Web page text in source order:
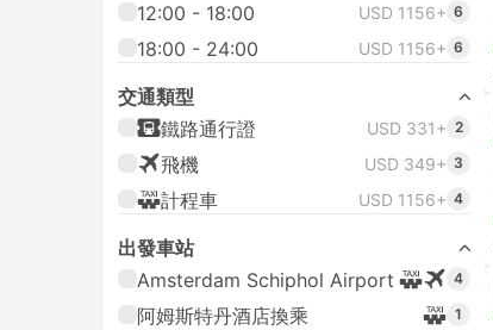
12:00 - 18:00 USD 1156+ 6
18:00 - 24:00 USD 1156+ 6
交通類型
鐵路通行證
USD 331+ 2
飛機 USD 349+ 3
計程車 USD 1156+ 4
出發車站
Amsterdam Schiphol Airport
4
阿姆斯特丹酒店換乘 1